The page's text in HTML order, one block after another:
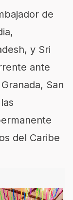
de
y Sri
ante
San
del Caribe